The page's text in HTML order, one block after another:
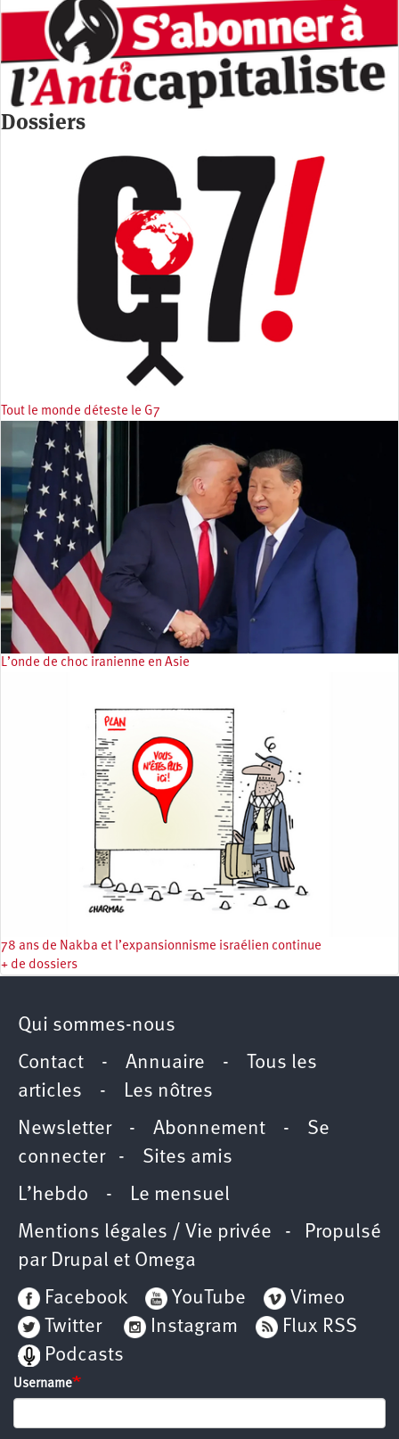
Dossiers
Tout le monde déteste le G7
L’onde de choc iranienne en Asie
78 ans de Nakba et l’expansionnisme israélien continue
+ de dossiers
Qui sommes-nous
Contact - Annuaire -
Tous les
articles - Les nôtres
Newsletter- Abonnement - Se
connecter- Sites amis
L’hebdo - Le mensuel
Mentions légales / Vie privée - Propulsé
par Drupal et Omega
Facebook
YouTube
Vimeo
Twitter
Instagram
Flux RSS
Podcasts
Username